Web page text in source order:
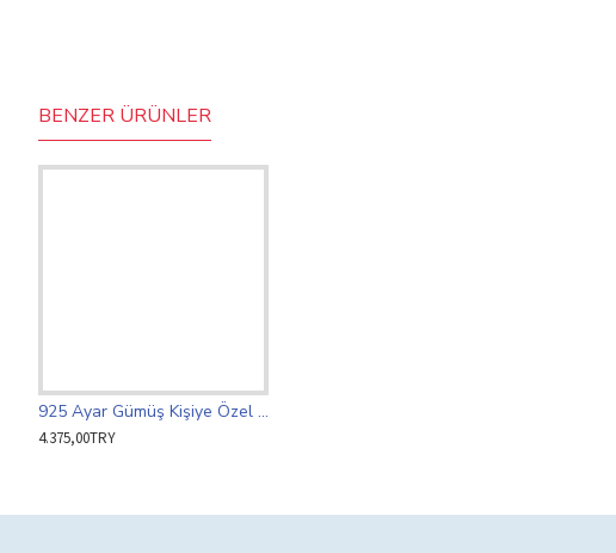
BENZER ÜRÜNLER
925 Ayar Gümüş Kişiye Özel Kalpli ve Harfli Kolye
4.375,00TRY